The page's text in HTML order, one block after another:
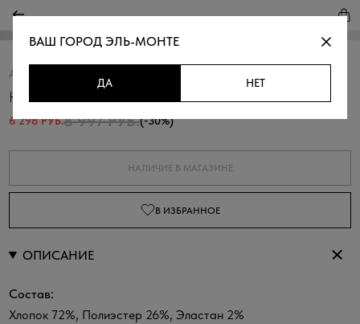
Артикул:
Юбка-баллон из твила
6 298 РУБ.8 997 РУБ.(-30%)
НАЛИЧИЕ В МАГАЗИНЕ
В ИЗБРАННОЕ
ОПИСАНИЕ
Состав:
Хлопок 72%, Полиэстер 26%, Эластан 2%
ВАШ ГОРОДЭЛЬ-МОНТЕ
ДА НЕТ